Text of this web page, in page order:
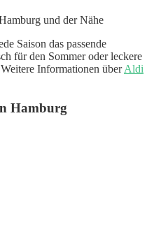
und der Nähe
Saison das passende
für den Sommer oder leckere
Informationen überAldi
Hamburg